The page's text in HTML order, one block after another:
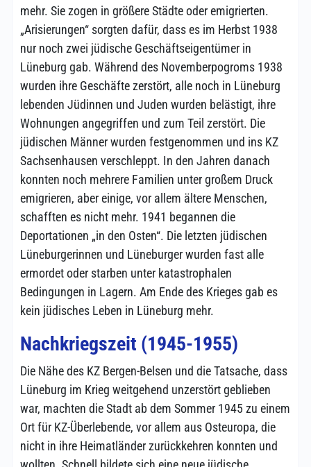
mehr. Sie zogen in größere Städte oder emigrierten.
„Arisierungen“ sorgten dafür, dass es im Herbst 1938
nur noch zwei jüdische Geschäftseigentümer in
Lüneburg gab. Während des Novemberpogroms 1938
wurden ihre Geschäfte zerstört, alle noch in Lüneburg
lebenden Jüdinnen und Juden wurden belästigt, ihre
Wohnungen angegriffen und zum Teil zerstört. Die
jüdischen Männer wurden festgenommen und ins KZ
Sachsenhausen verschleppt. In den Jahren danach
konnten noch mehrere Familien unter großem Druck
emigrieren, aber einige, vor allem ältere Menschen,
schafften es nicht mehr. 1941 begannen die
Deportationen „in den Osten“. Die letzten jüdischen
Lüneburgerinnen und Lüneburger wurden fast alle
ermordet oder starben unter katastrophalen
Bedingungen in Lagern. Am Ende des Krieges gab es
kein jüdisches Leben in Lüneburg mehr.
Nachkriegszeit (1945-1955)
Die Nähe des KZ Bergen-Belsen und die Tatsache, dass
Lüneburg im Krieg weitgehend unzerstört geblieben
war, machten die Stadt ab dem Sommer 1945 zu einem
Ort für KZ-Überlebende, vor allem aus Osteuropa, die
nicht in ihre Heimatländer zurückkehren konnten und